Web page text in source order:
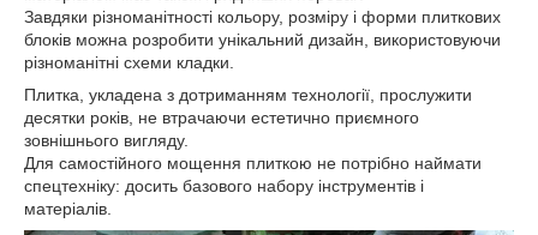
Завдяки різноманітності кольору, розміру і форми плиткових
блоків можна розробити унікальний дизайн, використовуючи
різноманітні схеми кладки.
Плитка, укладена з дотриманням технології, прослужити
десятки років, не втрачаючи естетично приємного
зовнішнього вигляду.
Для самостійного мощення плиткою не потрібно наймати
спецтехніку: досить базового набору інструментів і
матеріалів.